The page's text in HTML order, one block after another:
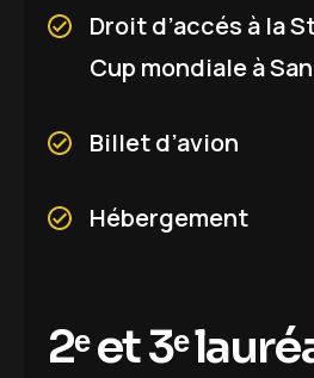
Droit d’accés à la
Cup mondiale à
Billet d’avion
Hébergement
2ᵉet3ᵉlauré